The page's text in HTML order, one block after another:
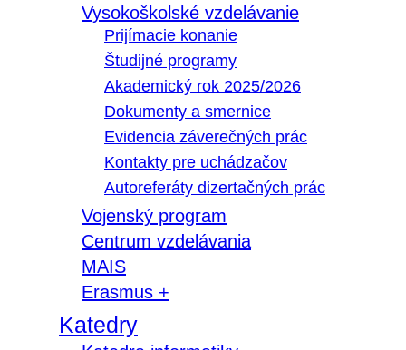
Vysokoškolské vzdelávanie
Prijímacie konanie
Študijné programy
Akademický rok 2025/2026
Dokumenty a smernice
Evidencia záverečných prác
Kontakty pre uchádzačov
Autoreferáty dizertačných prác
Vojenský program
Centrum vzdelávania
MAIS
Erasmus +
Katedry